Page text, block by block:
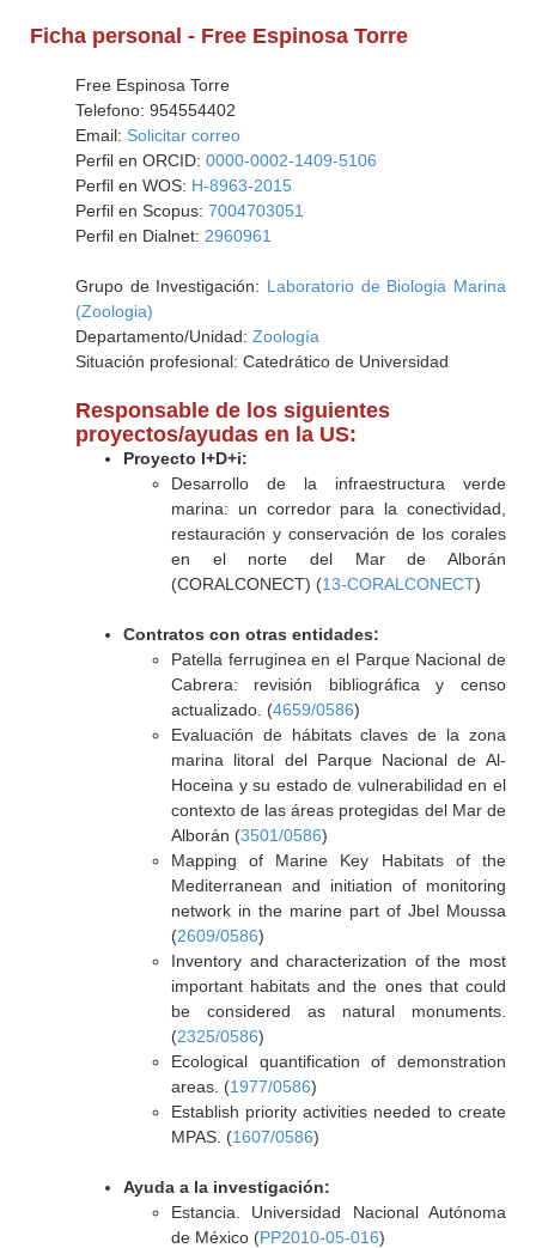
Ficha personal - Free Espinosa Torre
Free Espinosa Torre
Telefono: 954554402
Email: Solicitar correo
Perfil en ORCID: 0000-0002-1409-5106
Perfil en WOS: H-8963-2015
Perfil en Scopus: 7004703051
Perfil en Dialnet: 2960961
Grupo de Investigación: Laboratorio de Biologia Marina
(Zoologia)
Departamento/Unidad: Zoología
Situación profesional: Catedrático de Universidad
Responsable de los siguientes
proyectos/ayudas en la US:
Proyecto I+D+i:
Desarrollo de la infraestructura verde
marina: un corredor para la conectividad,
restauración y conservación de los corales
en el norte del Mar de Alborán
(CORALCONECT) (13-CORALCONECT)
Contratos con otras entidades:
Patella ferruginea en el Parque Nacional de
Cabrera: revisión bibliográfica y censo
actualizado. (4659/0586)
Evaluación de hábitats claves de la zona
marina litoral del Parque Nacional de Al-
Hoceina y su estado de vulnerabilidad en el
contexto de las áreas protegidas del Mar de
Alborán (3501/0586)
Mapping of Marine Key Habitats of the
Mediterranean and initiation of monitoring
network in the marine part of Jbel Moussa
(2609/0586)
Inventory and characterization of the most
important habitats and the ones that could
be considered as natural monuments.
(2325/0586)
Ecological quantification of demonstration
areas. (1977/0586)
Establish priority activities needed to create
MPAS. (1607/0586)
Ayuda a la investigación:
Estancia. Universidad Nacional Autónoma
de México (PP2010-05-016)